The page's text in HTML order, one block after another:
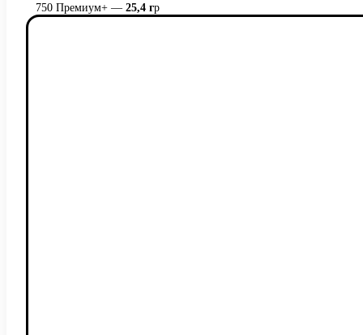
750 Премиум+ — 25,4 гр